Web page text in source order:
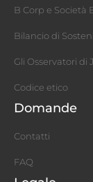
B Corp e Società
Bilancio di
Gli Osservatori
Codice etico
Domande
Contatti
FAQ